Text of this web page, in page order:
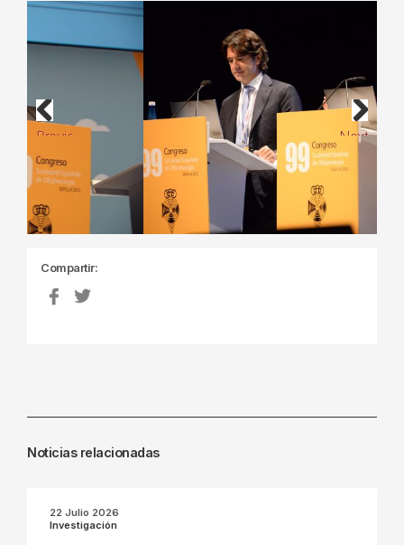
Previous Next
Compartir:
Noticias relacionadas
22 Julio 2026
Investigación